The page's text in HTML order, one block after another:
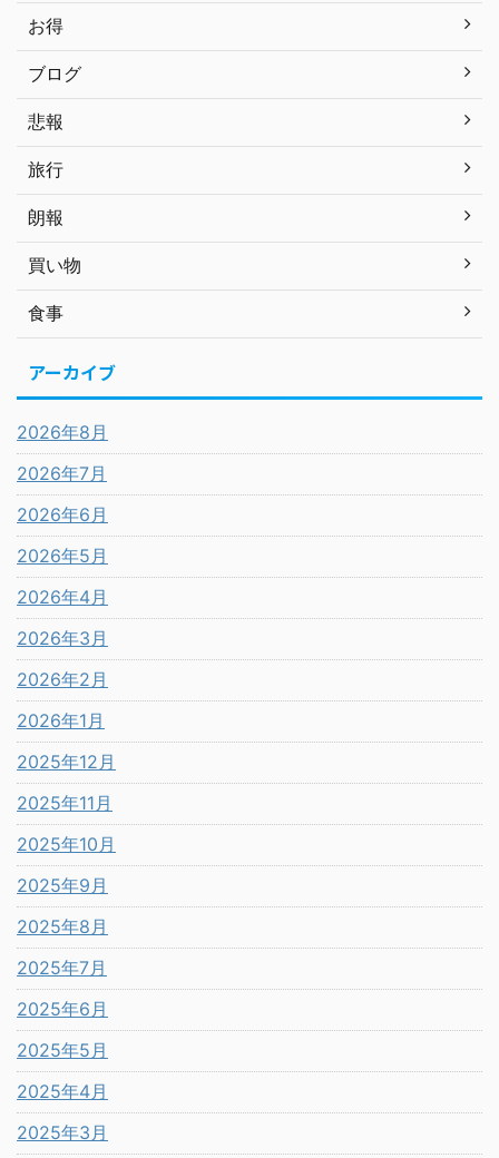
お得
ブログ
悲報
旅行
朗報
買い物
食事
アーカイブ
2026年8月
2026年7月
2026年6月
2026年5月
2026年4月
2026年3月
2026年2月
2026年1月
2025年12月
2025年11月
2025年10月
2025年9月
2025年8月
2025年7月
2025年6月
2025年5月
2025年4月
2025年3月